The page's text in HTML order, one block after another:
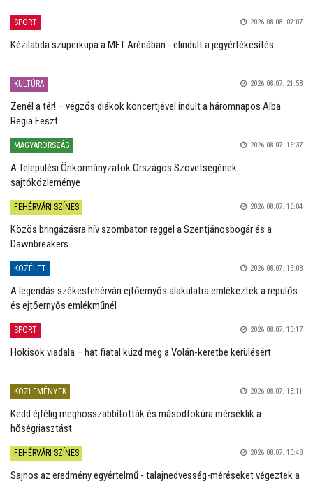
SPORT 2026.08.08. 07:07
Kézilabda szuperkupa a MET Arénában - elindult a jegyértékesítés
KULTÚRA 2026.08.07. 21:58
Zenél a tér! – végzős diákok koncertjével indult a háromnapos Alba
Regia Feszt
MAGYARORSZÁG 2026.08.07. 16:37
A Települési Önkormányzatok Országos Szövetségének
sajtóközleménye
FEHÉRVÁRI SZÍNES 2026.08.07. 16:04
Közös bringázásra hív szombaton reggel a Szentjánosbogár és a
Dawnbreakers
KÖZÉLET 2026.08.07. 15:03
A legendás székesfehérvári ejtőernyős alakulatra emlékeztek a repülős
és ejtőernyős emlékműnél
SPORT 2026.08.07. 13:17
Hokisok viadala – hat fiatal küzd meg a Volán-keretbe kerülésért
KÖZLEMÉNYEK 2026.08.07. 13:11
Kedd éjfélig meghosszabbították és másodfokúra mérséklik a
hőségriasztást
FEHÉRVÁRI SZÍNES 2026.08.07. 10:48
Sajnos az eredmény egyértelmű - talajnedvesség-méréseket végeztek a